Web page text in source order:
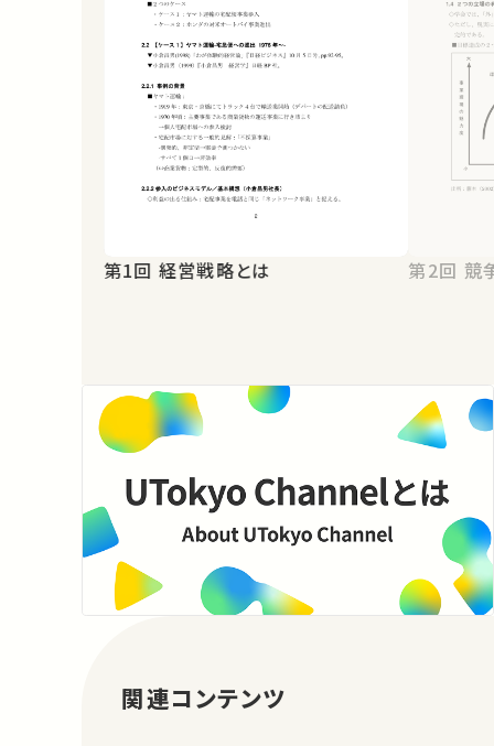
第1回 経営戦略とは 第2
関連コンテンツ